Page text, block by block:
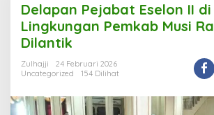
l
a
p
Delapan Pejabat Eselon II di
Lingkungan Pemkab Musi
Dilantik
Zulhajji
24 Februari 2026
Uncategorized
154 Dilihat